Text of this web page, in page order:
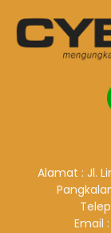
Alamat : Jl.
Email